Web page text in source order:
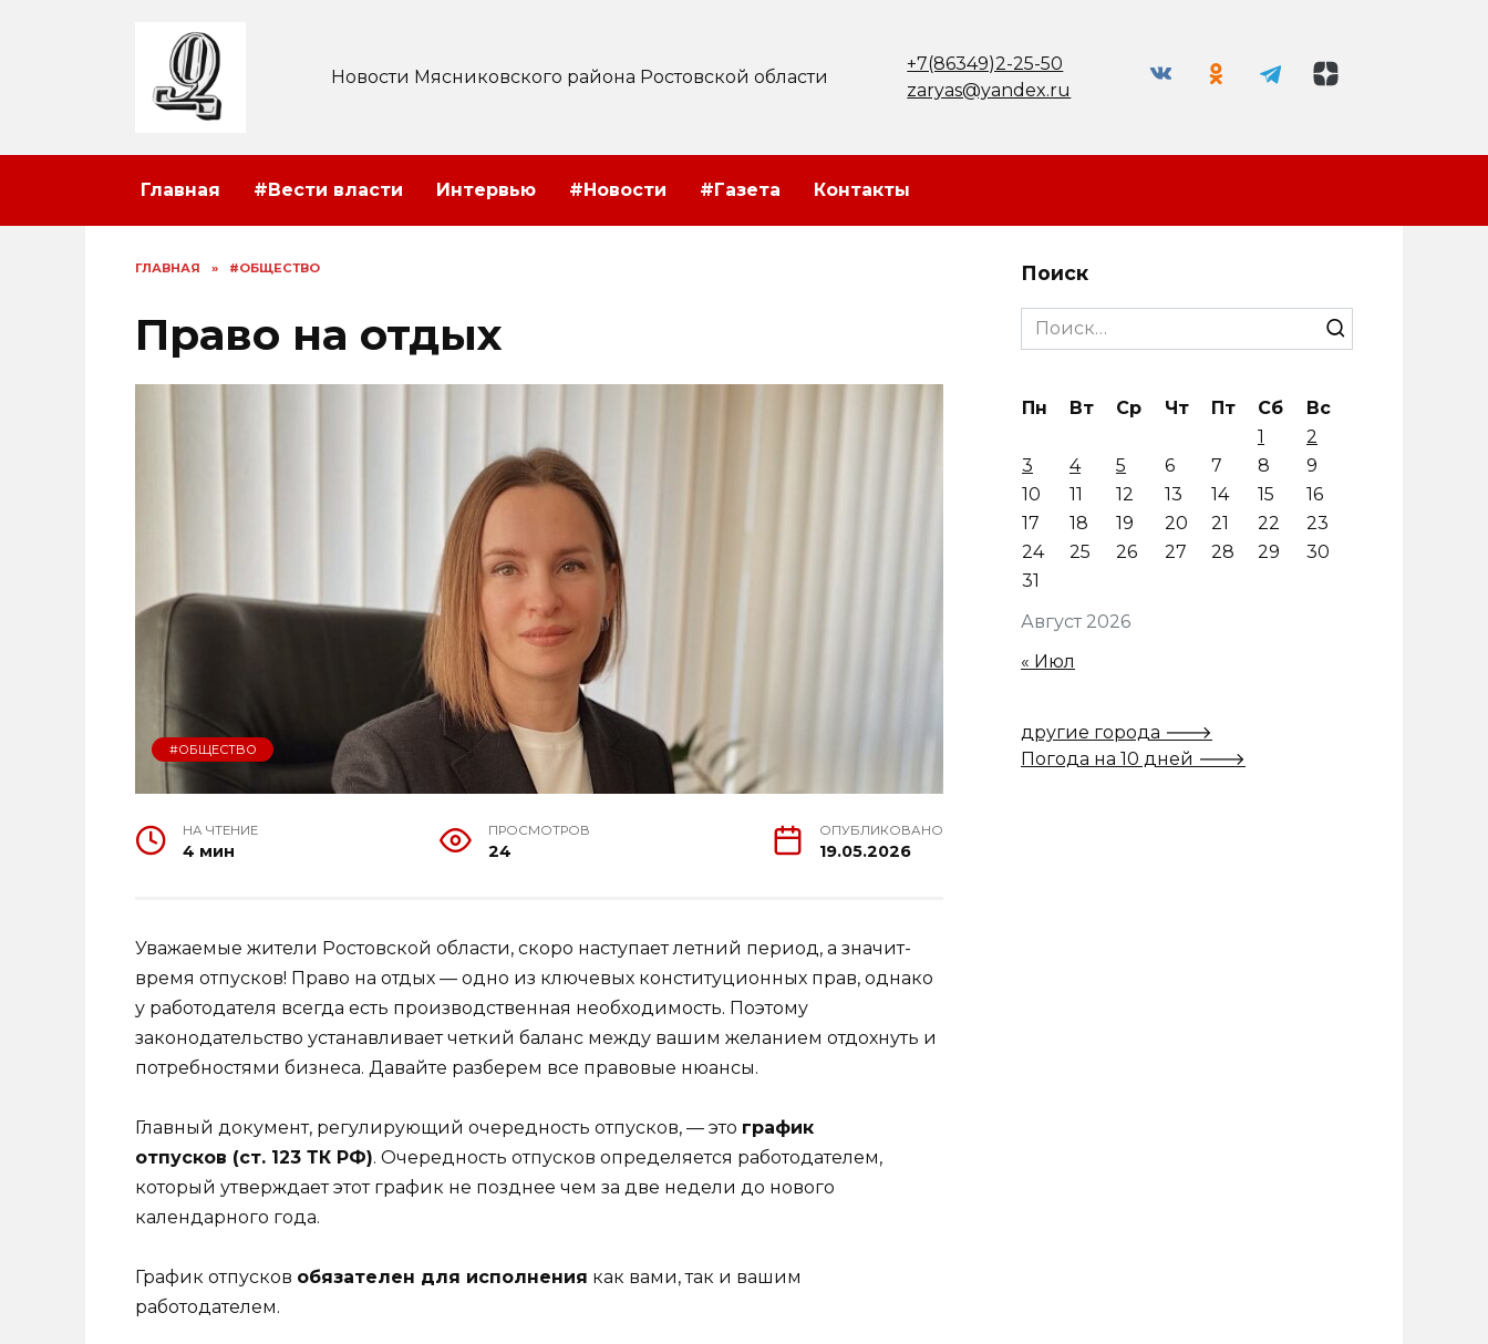
Новости Мясниковского района Ростовской области
+7(86349)2-25-50
zaryas@yandex.ru
Главная #Вести власти Интервью #Новости #Газета Контакты
ГЛАВНАЯ » #ОБЩЕСТВО
Право на отдых
#ОБЩЕСТВО
НА ЧТЕНИЕ
4 мин
ПРОСМОТРОВ
24
ОПУБЛИКОВАНО
19.05.2026
Уважаемые жители Ростовской области, скоро наступает летний период, а значит-
время отпусков! Право на отдых — одно из ключевых конституционных прав, однако
у работодателя всегда есть производственная необходимость. Поэтому
законодательство устанавливает четкий баланс между вашим желанием отдохнуть и
потребностями бизнеса. Давайте разберем все правовые нюансы.
Главный документ, регулирующий очередность отпусков, — это график
отпусков (ст. 123 ТК РФ). Очередность отпусков определяется работодателем,
который утверждает этот график не позднее чем за две недели до нового
календарного года.
График отпусков обязателен для исполнения как вами, так и вашим
работодателем.
Поиск
Search
for:
Август 2026
Пн Вт Ср Чт Пт Сб
Вс
1
2
3
4 5 6 7 8
9
10
11 12 13 14 15
16
17
18 19 20 21 22
23
24
25 26 27 28 29
30
31
« Июл
другие города 🡒
Погода на 10 дней 🡒